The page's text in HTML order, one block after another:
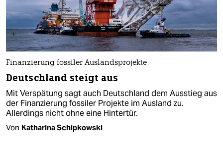
Finanzierung fossiler Auslandsprojekte
Deutschland steigt aus
Mit Verspätung sagt auch Deutschland dem Ausstieg aus
der Finanzierung fossiler Projekte im Ausland zu.
Allerdings nicht ohne eine Hintertür.
Von Katharina Schipkowski